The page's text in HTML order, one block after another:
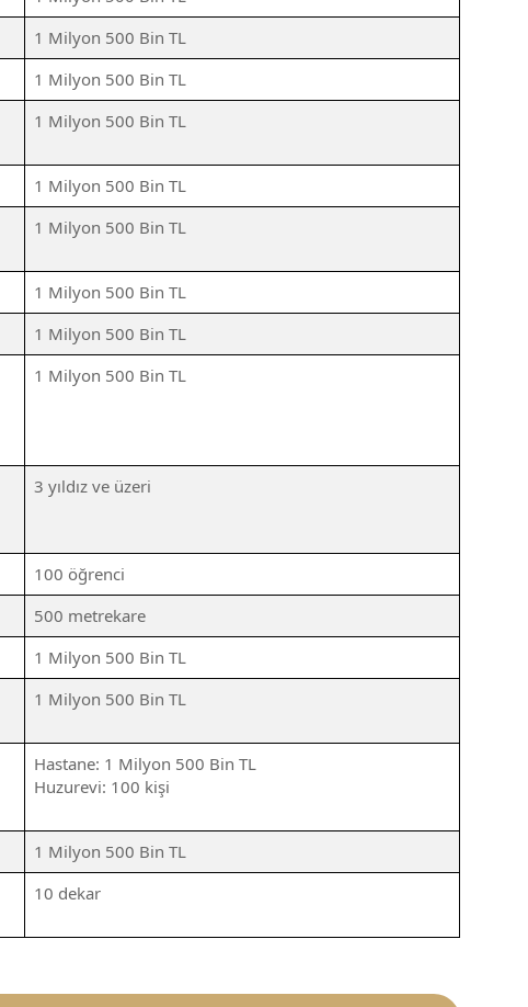
1 Milyon 500 Bin TL
1 Milyon 500 Bin TL
1 Milyon 500 Bin TL
1 Milyon 500 Bin TL
1 Milyon 500 Bin TL
1 Milyon 500 Bin TL
1 Milyon 500 Bin TL
1 Milyon 500 Bin TL
3 yıldız ve üzeri
100 öğrenci
500 metrekare
1 Milyon 500 Bin TL
1 Milyon 500 Bin TL
Hastane: 1 Milyon 500 Bin TL
Huzurevi: 100 kişi
1 Milyon 500 Bin TL
10 dekar